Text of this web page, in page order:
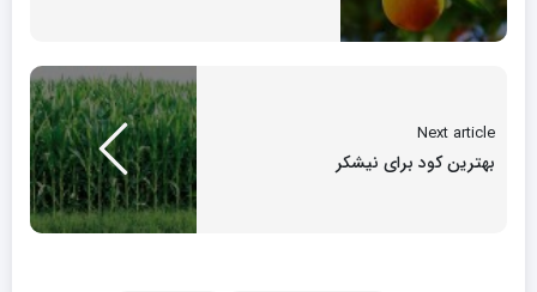
Next article
بهترین کود برای نیشکر